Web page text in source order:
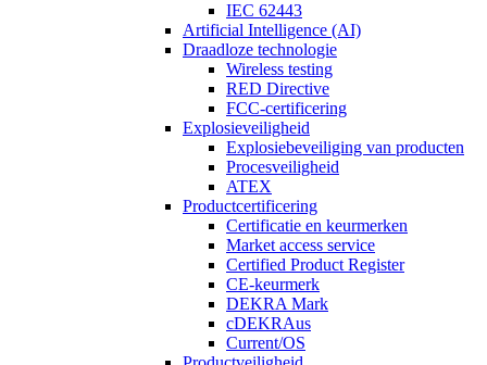
IEC 62443
Artificial Intelligence (AI)
Draadloze technologie
Wireless testing
RED Directive
FCC-certificering
Explosieveiligheid
Explosiebeveiliging van producten
Procesveiligheid
ATEX
Productcertificering
Certificatie en keurmerken
Market access service
Certified Product Register
CE-keurmerk
DEKRA Mark
cDEKRAus
Current/OS